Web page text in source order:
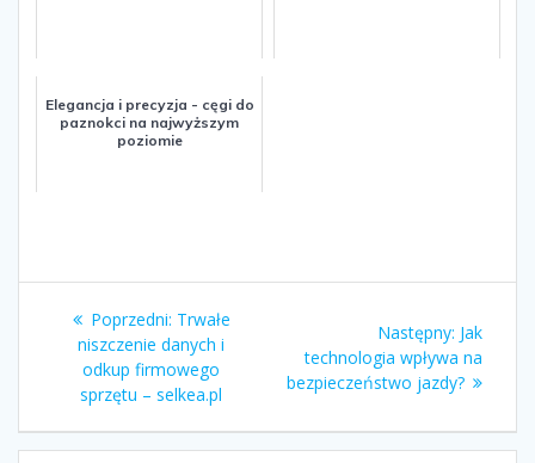
Elegancja i precyzja - cęgi do
paznokci na najwyższym
poziomie
Nawigacja
wpisu
Poprzedni: Poprzedni
wpis:
Trwałe
niszczenie danych i
odkup firmowego
sprzętu – selkea.pl
Następny: Następny
wpis:
Jak
technologia wpływa na
bezpieczeństwo jazdy?